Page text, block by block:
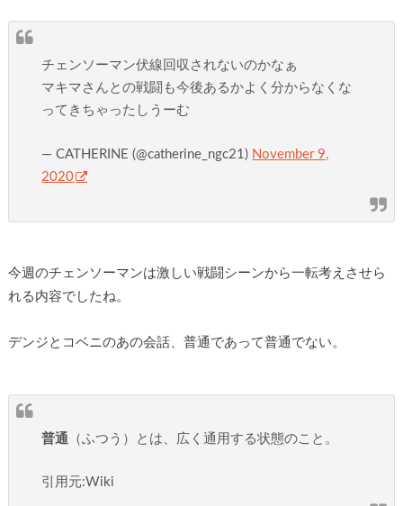
チェンソーマン伏線回収されないのかなぁ
マキマさんとの戦闘も今後あるかよく分からなくな
ってきちゃったしうーむ
— CATHERINE (@catherine_ngc21) November 9,
2020
今週のチェンソーマンは激しい戦闘シーンから一転考えさせら
れる内容でしたね。
デンジとコベニのあの会話、普通であって普通でない。
普通 （ふつう）とは、広く通用する状態のこと。
引用元:Wiki